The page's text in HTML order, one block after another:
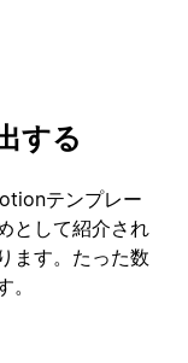
する
テンプレー
として紹介され
ます。たった数